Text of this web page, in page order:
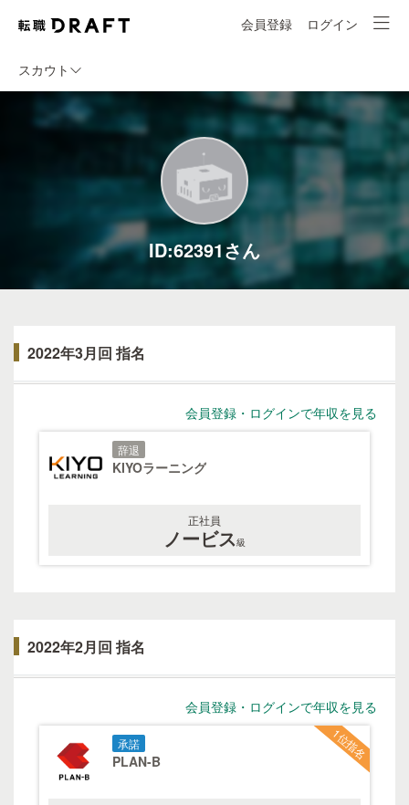
会員登録 ログイン
スカウト
ID:62391さん
2022年3月回 指名
会員登録・ログインで年収を見る
辞退
KIYOラーニング
正社員
ノービス級
2022年2月回 指名
会員登録・ログインで年収を見る
1位指名
承諾
PLAN-B